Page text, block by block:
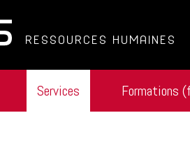
RESSOURCES HUMAINES
Services Formations